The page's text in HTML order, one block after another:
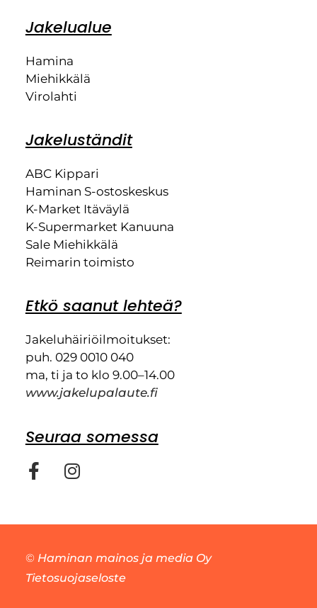
Jakelualue
Hamina
Miehikkälä
Virolahti
Jakeluständit
ABC Kippari
Haminan S-ostoskeskus
K-Market Itäväylä
K-Supermarket Kanuuna
Sale Miehikkälä
Reimarin toimisto
Etkö saanut lehteä?
Jakeluhäiriöilmoitukset:
puh. 029 0010 040
ma, ti ja to klo 9.00–14.00
www.jakelupalaute.fi
Seuraa somessa
© Haminan mainos ja media Oy
Tietosuojaseloste